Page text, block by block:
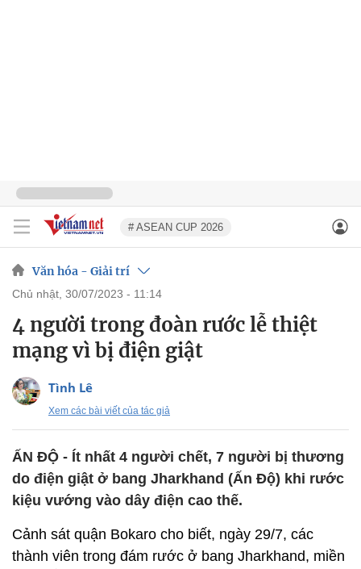
# ASEAN CUP 2026
Văn hóa - Giải trí
chủ nhật, 30/07/2023 - 11:14
4 người trong đoàn rước lễ thiệt
mạng vì bị điện giật
Tình Lê
Xem các bài viết của tác giả
ẤN ĐỘ - Ít nhất 4 người chết, 7 người bị thương
do điện giật ở bang Jharkhand (Ấn Độ) khi rước
kiệu vướng vào dây điện cao thế.
Cảnh sát quận Bokaro cho biết, ngày 29/7, các
thành viên trong đám rước ở bang Jharkhand, miền